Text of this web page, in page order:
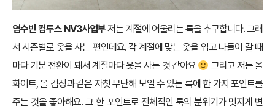
염수빈 컴투스 NV3사업부저는 계절에 어울리는 룩을 추구합니다. 그래
서 시즌별로 옷을 사는 편인데요. 각 계절에 맞는 옷을 입고 나들이 갈 때
마다 기분 전환이 돼서 계절마다 옷을 사는 것 같아요
그리고 저는 올
화이트, 올 검정과 같은 자칫 무난해 보일 수 있는 룩에 한 가지 포인트를
주는 것을 좋아해요. 그 한 포인트로 전체적인 룩의 분위기가 멋지게 변